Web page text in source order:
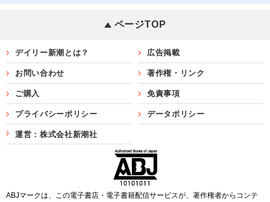
ページTOP
デイリー新潮とは？ 広告掲載
お問い合わせ 著作権・リンク
ご購入 免責事項
プライバシーポリシー データポリシー
運営：株式会社新潮社
ABJマークは、この電子書店・電子書籍配信サービスが、著作権者からコンテ